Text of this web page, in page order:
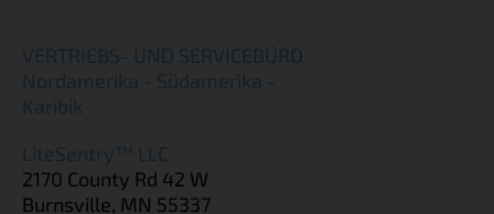
VERTRIEBS- UND SERVICEBÜRO
Nordamerika - Südamerika -
Karibik
LiteSentry™ LLC
2170 County Rd 42 W
Burnsville, MN 55337